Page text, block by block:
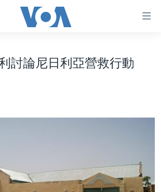
討論尼日利亞營救行動